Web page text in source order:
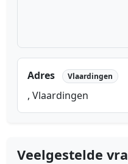
Adres Vlaardingen
, Vlaardingen
Veelgestelde